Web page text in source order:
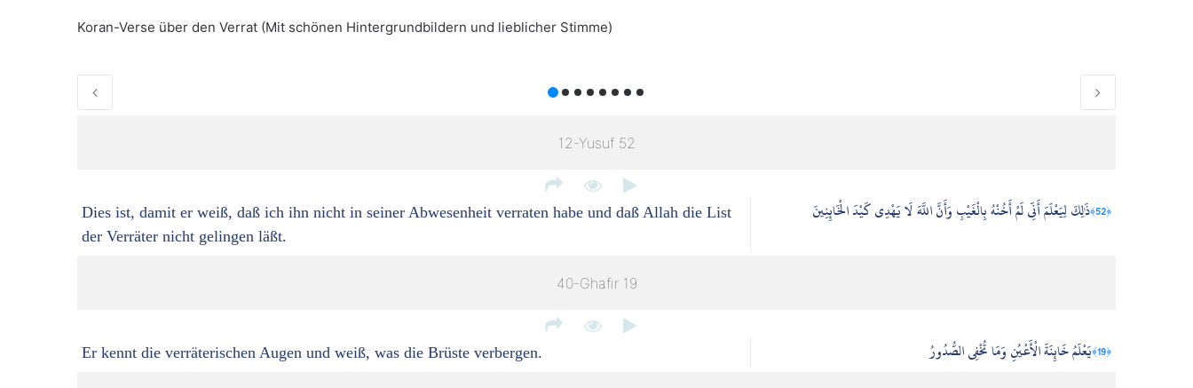
Koran-Verse über den Verrat (Mit schönen Hintergrundbildern und lieblicher Stimme)
12-Yusuf 52
Dies ist, damit er weiß, daß ich ihn nicht in seiner Abwesenheit verraten habe und daß Allah die List
der Verräter nicht gelingen läßt.
﴿52﴾ ذَٰلِكَ لِيَعْلَمَ أَنِّي لَمْ أَخُنْهُ بِالْغَيْبِ وَأَنَّ اللَّهَ لَا يَهْدِي كَيْدَ الْخَائِنِينَ
40-Ghafir 19
Er kennt die verräterischen Augen und weiß, was die Brüste verbergen. ﴿19﴾ يَعْلَمُ خَائِنَةَ الْأَعْيُنِ وَمَا تُخْفِي الصُّدُورُ